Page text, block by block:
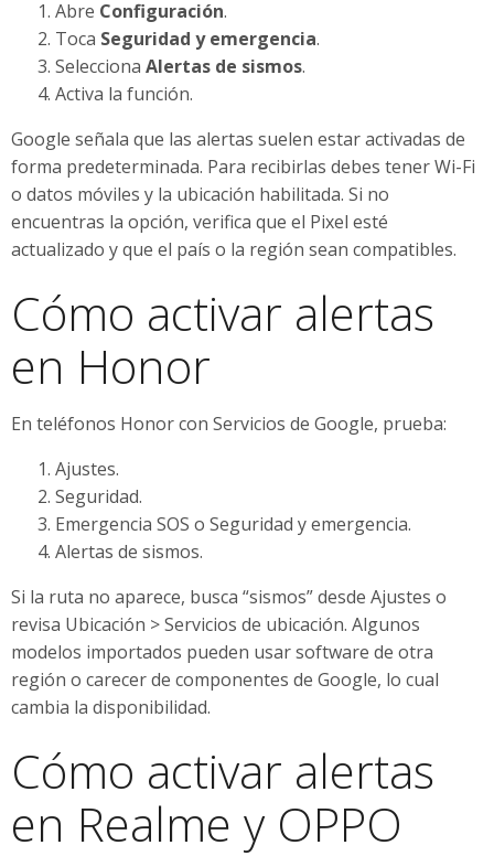
Abre Configuración.
Toca Seguridad y emergencia.
Selecciona Alertas de sismos.
Activa la función.
Google señala que las alertas suelen estar activadas de
forma predeterminada. Para recibirlas debes tener Wi-Fi
o datos móviles y la ubicación habilitada. Si no
encuentras la opción, verifica que el Pixel esté
actualizado y que el país o la región sean compatibles.
Cómo activar alertas
en Honor
En teléfonos Honor con Servicios de Google, prueba:
Ajustes.
Seguridad.
Emergencia SOS o Seguridad y emergencia.
Alertas de sismos.
Si la ruta no aparece, busca “sismos” desde Ajustes o
revisa Ubicación > Servicios de ubicación. Algunos
modelos importados pueden usar software de otra
región o carecer de componentes de Google, lo cual
cambia la disponibilidad.
Cómo activar alertas
en Realme y OPPO